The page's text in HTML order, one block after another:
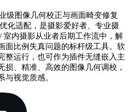
级图像几何校正与画面畸变修复
化适配，是摄影爱好者、专业摄
室内摄影从业者后期工作流中，解
面比例失真问题的标杆级工具。软
整运行，也可作为插件无缝嵌入主
损、精准、高效的图像几何调校，
与视觉质感。